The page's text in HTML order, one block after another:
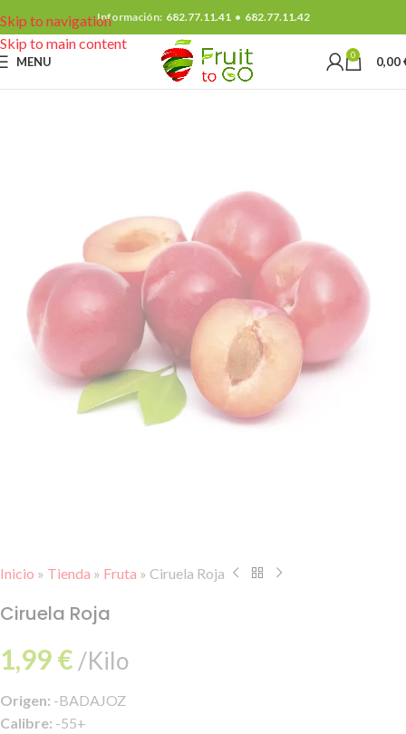
Skip to navigation
Skip to main content
Información: 682.77.11.41• 682.77.11.42
MENU 0 0,00
Inicio » Tienda » Fruta » Ciruela Roja
Ciruela Roja
1,99€ /Kilo
Origen: -BADAJOZ
Calibre: -55+